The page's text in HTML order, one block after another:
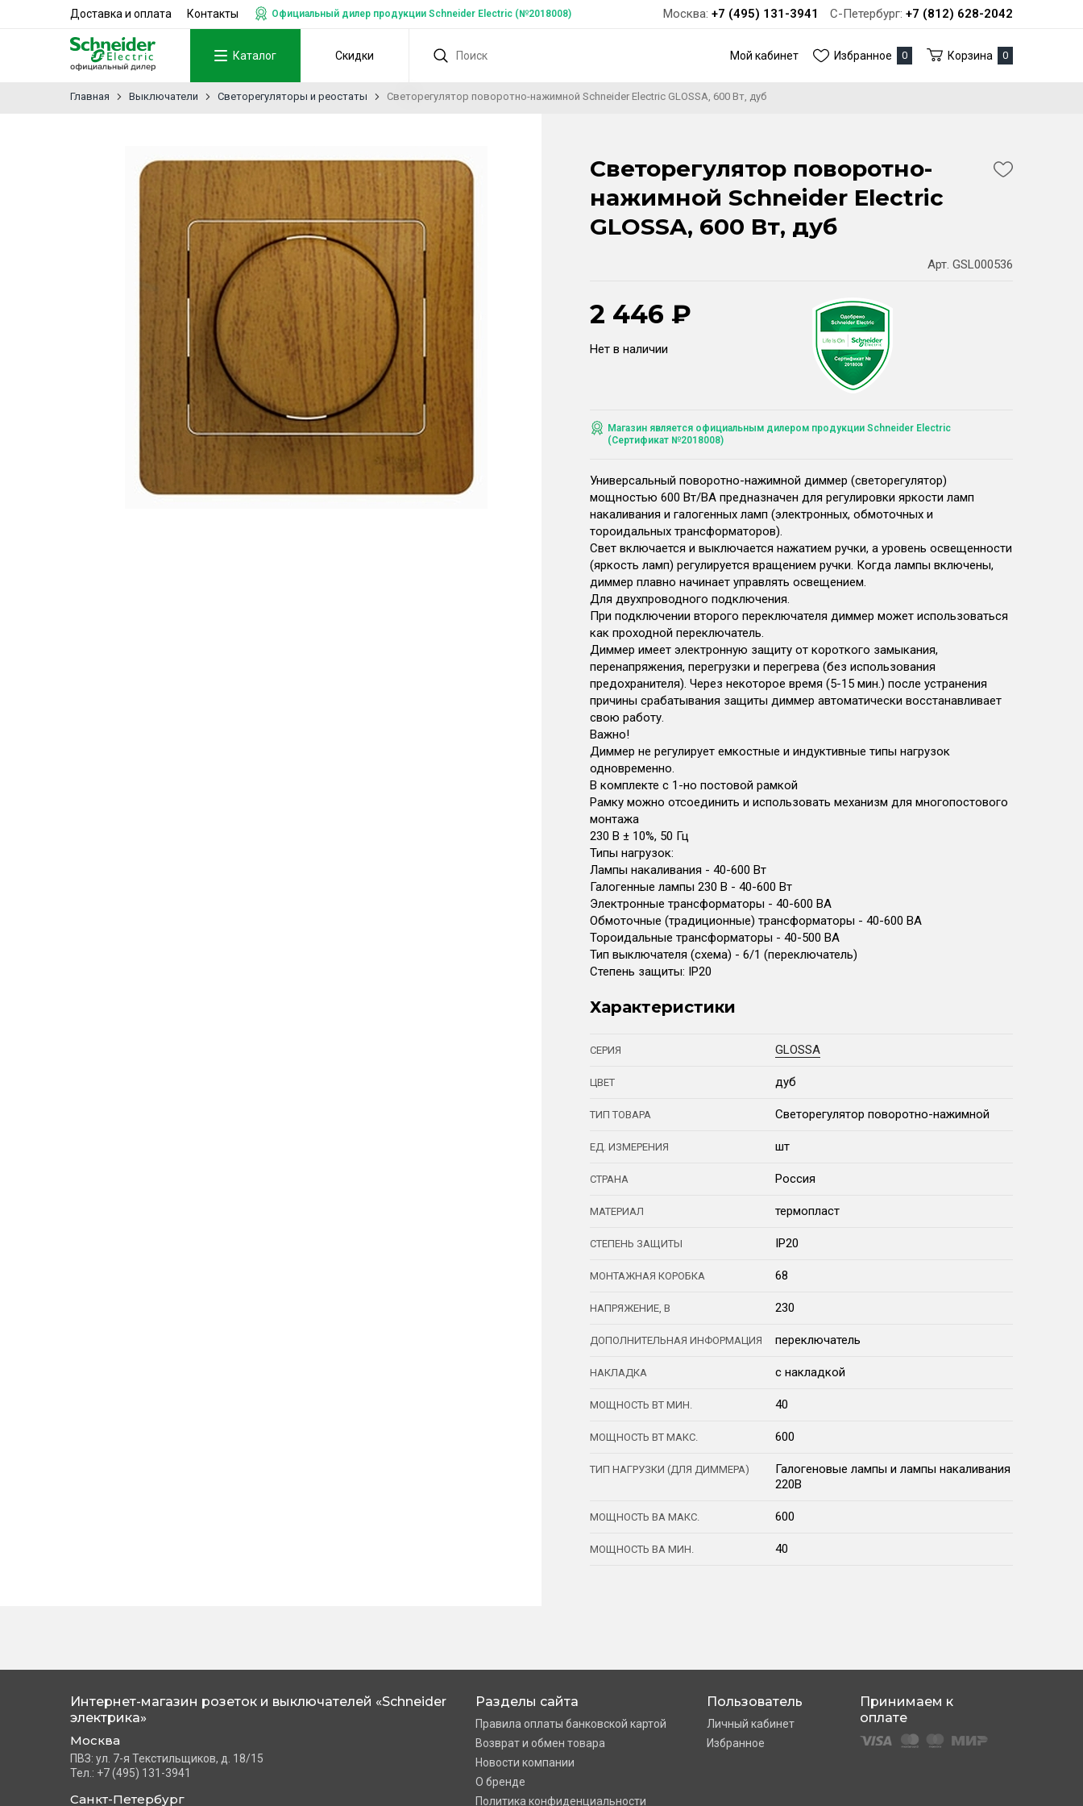
Доставка и оплата Контакты Официальный дилер продукции Schneider Electric (№2018008) Москва: +7 (495) 131-3941 С-Петербург: +7 (812) 628-2042
Каталог Скидки Мой кабинет Избранное 0 Корзина 0
Главная Выключатели Светорегуляторы и реостаты Светорегулятор поворотно-нажимной Schneider Electric GLOSSA, 600 Вт, дуб
Светорегулятор поворотно-
нажимной Schneider Electric
GLOSSA, 600 Вт, дуб
Арт. GSL000536
2 446 ₽
Нет в наличии
Магазин является официальным дилером продукции Schneider Electric
(Сертификат №2018008)
Универсальный поворотно-нажимной диммер (светорегулятор)
мощностью 600 Вт/ВА предназначен для регулировки яркости ламп
накаливания и галогенных ламп (электронных, обмоточных и
тороидальных трансформаторов).
Свет включается и выключается нажатием ручки, а уровень освещенности
(яркость ламп) регулируется вращением ручки. Когда лампы включены,
диммер плавно начинает управлять освещением.
Для двухпроводного подключения.
При подключении второго переключателя диммер может использоваться
как проходной переключатель.
Диммер имеет электронную защиту от короткого замыкания,
перенапряжения, перегрузки и перегрева (без использования
предохранителя). Через некоторое время (5-15 мин.) после устранения
причины срабатывания защиты диммер автоматически восстанавливает
свою работу.
Важно!
Диммер не регулирует емкостные и индуктивные типы нагрузок
одновременно.
В комплекте с 1-но постовой рамкой
Рамку можно отсоединить и использовать механизм для многопостового
монтажа
230 В ± 10%, 50 Гц
Типы нагрузок:
Лампы накаливания - 40-600 Вт
Галогенные лампы 230 В - 40-600 Вт
Электронные трансформаторы - 40-600 ВА
Обмоточные (традиционные) трансформаторы - 40-600 ВА
Тороидальные трансформаторы - 40-500 ВА
Тип выключателя (схема) - 6/1 (переключатель)
Степень защиты: IP20
Характеристики
СЕРИЯ GLOSSA
ЦВЕТ дуб
ТИП ТОВАРА Светорегулятор поворотно-нажимной
ЕД. ИЗМЕРЕНИЯ шт
СТРАНА Россия
МАТЕРИАЛ термопласт
СТЕПЕНЬ ЗАЩИТЫ IP20
МОНТАЖНАЯ КОРОБКА 68
НАПРЯЖЕНИЕ, В 230
ДОПОЛНИТЕЛЬНАЯ ИНФОРМАЦИЯ переключатель
НАКЛАДКА с накладкой
МОЩНОСТЬ ВТ МИН. 40
МОЩНОСТЬ ВТ МАКС. 600
ТИП НАГРУЗКИ (ДЛЯ ДИММЕРА)
Галогеновые лампы и лампы накаливания
220В
МОЩНОСТЬ ВА МАКС. 600
МОЩНОСТЬ ВА МИН. 40
Интернет-магазин розеток и выключателей «Schneider
электрика»
Москва
ПВЗ: ул. 7-я Текстильщиков, д. 18/15
Тел.: +7 (495) 131-3941
Санкт-Петербург
Разделы сайта
Правила оплаты банковской картой
Возврат и обмен товара
Новости компании
О бренде
Политика конфиденциальности
Пользователь
Личный кабинет
Избранное
Принимаем к
оплате